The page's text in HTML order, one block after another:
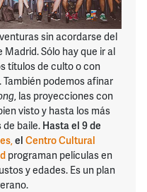
sin acordarse del
Madrid. Sólo hay que ir al
títulos de culto o con
podemos afinar
, las proyecciones con
visto y hasta los más
de baile. Hasta el 9 de
,el Centro Cultural
programan películas en
y edades. Es un plan